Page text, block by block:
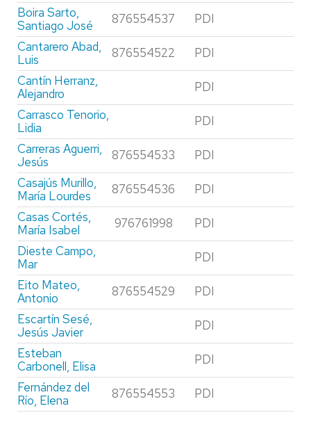
Boira Sarto,
Santiago José
876554537
PDI
Cantarero Abad,
Luis
876554522
PDI
Cantín Herranz,
Alejandro
PDI
Carrasco Tenorio,
Lidia
PDI
Carreras Aguerri,
Jesús
876554533
PDI
Casajús Murillo,
María Lourdes
876554536
PDI
Casas Cortés,
María Isabel
976761998
PDI
Dieste Campo,
Mar
PDI
Eito Mateo,
Antonio
876554529
PDI
Escartín Sesé,
Jesús Javier
PDI
Esteban
Carbonell, Elisa
PDI
Fernández del
Río, Elena
876554553
PDI